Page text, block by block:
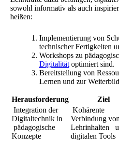
sowohl informativ als auch
heißen:
Implementierung von
technischer Fertigkeiten
Workshops zu
Digitalitätoptimiert sind.
Bereitstellung von
Lernen und zur
Herausforderung Ziel
Integration der
Digitaltechnik in
pädagogische
Konzepte
Kohärente
Verbindung
Lehrinhalten
digitalen Tools